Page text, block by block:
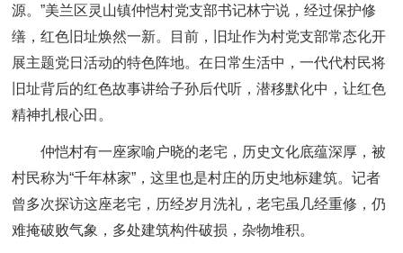
源。”美兰区灵山镇仲恺村党支部书记林宁说，经过保护修
缮，红色旧址焕然一新。目前，旧址作为村党支部常态化开
展主题党日活动的特色阵地。在日常生活中，一代代村民将
旧址背后的红色故事讲给子孙后代听，潜移默化中，让红色
精神扎根心田。
仲恺村有一座家喻户晓的老宅，历史文化底蕴深厚，被
村民称为“千年林家”，这里也是村庄的历史地标建筑。记者
曾多次探访这座老宅，历经岁月洗礼，老宅虽几经重修，仍
难掩破败气象，多处建筑构件破损，杂物堆积。